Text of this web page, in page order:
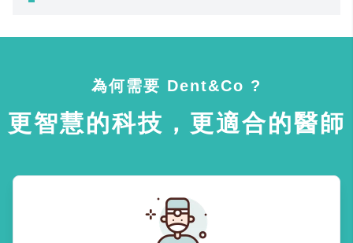
為何需要 Dent&Co ?
更智慧的科技，更適合的醫師